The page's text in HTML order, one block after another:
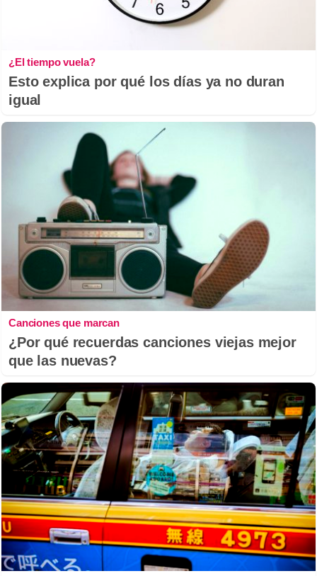
¿El tiempo vuela?
Esto explica por qué los días ya no duran
igual
Canciones que marcan
¿Por qué recuerdas canciones viejas mejor
que las nuevas?